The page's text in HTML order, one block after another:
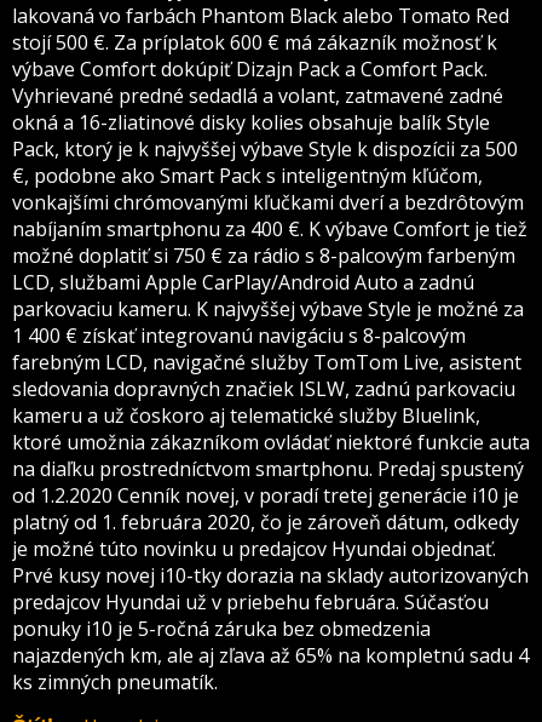
lakovaná vo farbách Phantom Black alebo Tomato Red
stojí 500 €. Za príplatok 600 € má zákazník možnosť k
výbave Comfort dokúpiť Dizajn Pack a Comfort Pack.
Vyhrievané predné sedadlá a volant, zatmavené zadné
okná a 16-zliatinové disky kolies obsahuje balík Style
Pack, ktorý je k najvyššej výbave Style k dispozícii za 500
€, podobne ako Smart Pack s inteligentným kľúčom,
vonkajšími chrómovanými kľučkami dverí a bezdrôtovým
nabíjaním smartphonu za 400 €. K výbave Comfort je tiež
možné doplatiť si 750 € za rádio s 8-palcovým farbeným
LCD, službami Apple CarPlay/Android Auto a zadnú
parkovaciu kameru. K najvyššej výbave Style je možné za
1 400 € získať integrovanú navigáciu s 8-palcovým
farebným LCD, navigačné služby TomTom Live, asistent
sledovania dopravných značiek ISLW, zadnú parkovaciu
kameru a už čoskoro aj telematické služby Bluelink,
ktoré umožnia zákazníkom ovládať niektoré funkcie auta
na diaľku prostredníctvom smartphonu. Predaj spustený
od 1.2.2020 Cenník novej, v poradí tretej generácie i10 je
platný od 1. februára 2020, čo je zároveň dátum, odkedy
je možné túto novinku u predajcov Hyundai objednať.
Prvé kusy novej i10-tky dorazia na sklady autorizovaných
predajcov Hyundai už v priebehu februára. Súčasťou
ponuky i10 je 5-ročná záruka bez obmedzenia
najazdených km, ale aj zľava až 65% na kompletnú sadu 4
ks zimných pneumatík.